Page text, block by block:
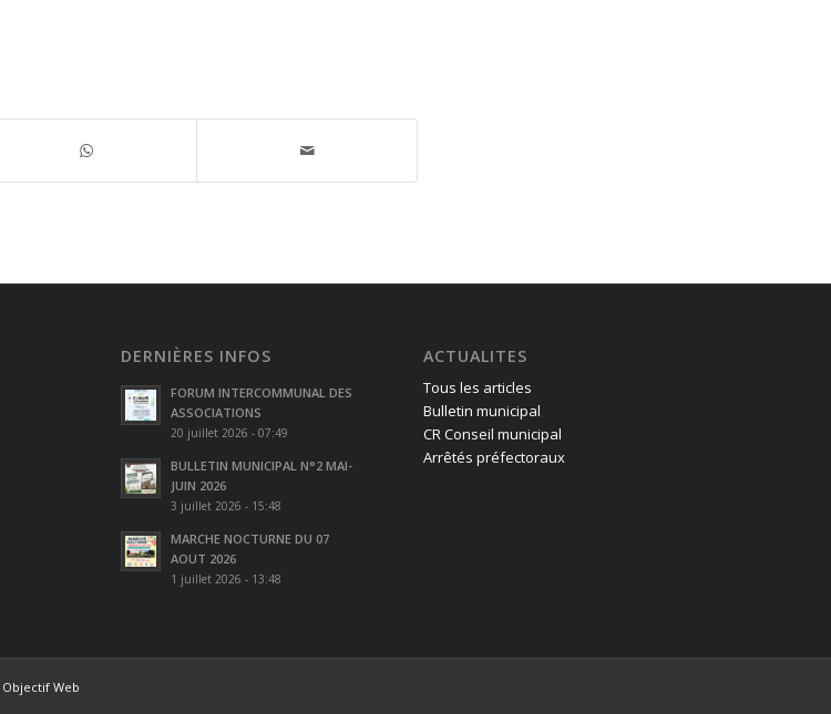
DERNIÈRES INFOS
FORUM INTERCOMMUNAL DES
ASSOCIATIONS
20 juillet 2026 - 07:49
BULLETIN MUNICIPAL N°2 MAI-
JUIN 2026
3 juillet 2026 - 15:48
MARCHE NOCTURNE DU 07
AOUT 2026
1 juillet 2026 - 13:48
ACTUALITES
Tous les articles
Bulletin municipal
CR Conseil municipal
Arrêtés préfectoraux
Objectif Web